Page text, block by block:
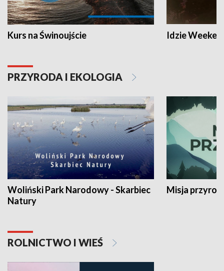
Kurs na Świnoujście Idzie
PRZYRODA I EKOLOGIA
Woliński Park Narodowy - Skarbiec
Natury
Misja
ROLNICTWO I WIEŚ